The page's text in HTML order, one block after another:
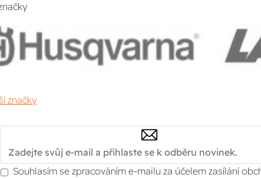
značky
Souhlasím se zpracováním e-mailu za účelem zasílání